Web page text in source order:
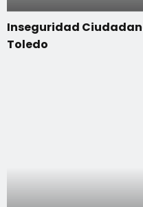
Inseguridad
Toledo